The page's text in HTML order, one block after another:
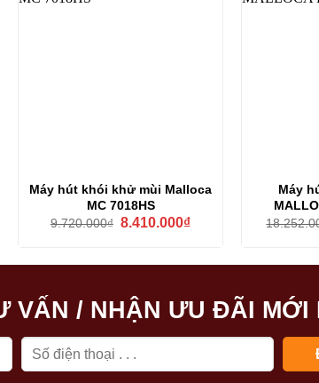
Máy hút khói khử mùi Malloca
MC 7018HS
9.720.000₫ Giá
8.410.000₫Giá
Máy
VẤN / NHẬN ƯU ĐÃI MỚI